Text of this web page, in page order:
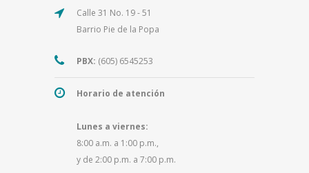
Calle 31 No. 19 - 51
Barrio Pie de la Popa
PBX: (605) 6545253
Horario de atención
Lunes a viernes:
8:00 a.m. a 1:00 p.m.,
y de 2:00 p.m. a 7:00 p.m.